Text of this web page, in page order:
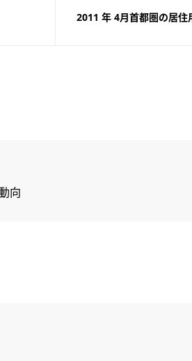
2011 年 4月首都圏の居住
向